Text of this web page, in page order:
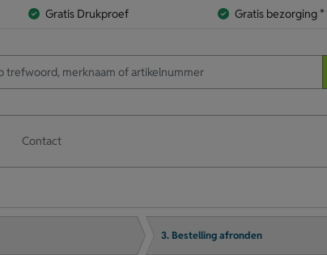
Gratis Drukproef Gratis bezorging *
Contact
3. Bestelling afronden